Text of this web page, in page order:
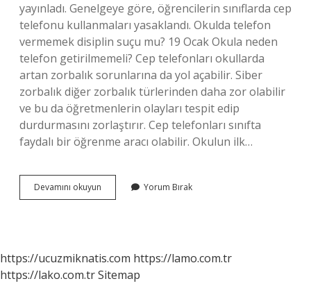
yayınladı. Genelgeye göre, öğrencilerin sınıflarda cep
telefonu kullanmaları yasaklandı. Okulda telefon
vermemek disiplin suçu mu? 19 Ocak Okula neden
telefon getirilmemeli? Cep telefonları okullarda
artan zorbalık sorunlarına da yol açabilir. Siber
zorbalık diğer zorbalık türlerinden daha zor olabilir
ve bu da öğretmenlerin olayları tespit edip
durdurmasını zorlaştırır. Cep telefonları sınıfta
faydalı bir öğrenme aracı olabilir. Okulun ilk…
Devamını okuyun Ilkokulda
Telefon
Yorum Bırak
https://ucuzmiknatis.com https://lamo.com.tr
https://lako.com.trSitemap